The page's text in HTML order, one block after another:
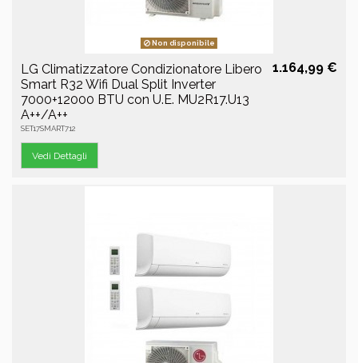
Non disponibile
LG Climatizzatore Condizionatore Libero
Smart R32 Wifi Dual Split Inverter
7000+12000 BTU con U.E. MU2R17.U13
A++/A++
SET17SMART712
1.164,99 €
Vedi Dettagli